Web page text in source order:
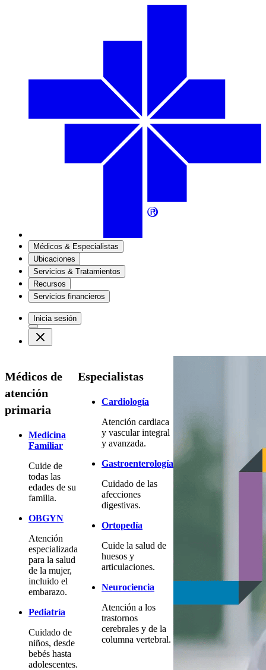
Médicos & Especialistas
Ubicaciones
Servicios & Tratamientos
Recursos
Servicios financieros
Inicia sesión
Médicos de
atención
primaria
Medicina
Familiar
Cuide de
todas las
edades de su
familia.
OBGYN
Atención
especializada
para la salud
de la mujer,
incluido el
embarazo.
Pediatría
Cuidado de
niños, desde
bebés hasta
adolescentes.
Especialistas
Cardiología
Atención cardiaca
y vascular integral
y avanzada.
Gastroenterología
Cuidado de las
afecciones
digestivas.
Ortopedía
Cuide la salud de
huesos y
articulaciones.
Neurociencia
Atención a los
trastornos
cerebrales y de la
columna vertebral.